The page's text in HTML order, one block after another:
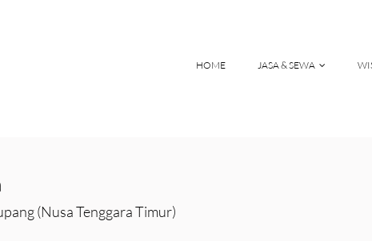
HOME JASA & SEWA
(Nusa Tenggara Timur)